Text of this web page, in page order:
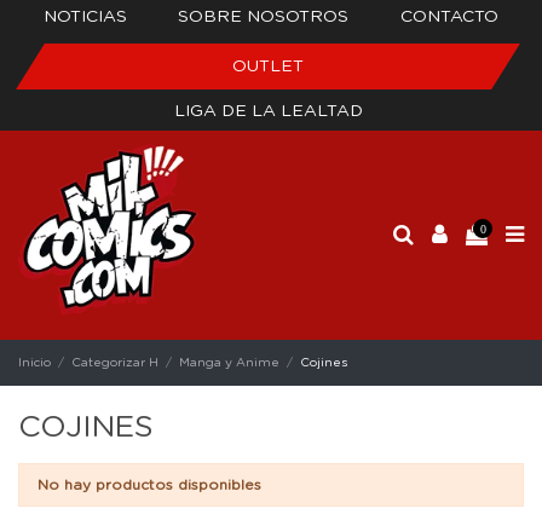
NOTICIAS SOBRE NOSOTROS CONTACTO
OUTLET
LIGA DE LA LEALTAD
0
Inicio Categorizar H Manga y Anime Cojines
COJINES
No hay productos disponibles